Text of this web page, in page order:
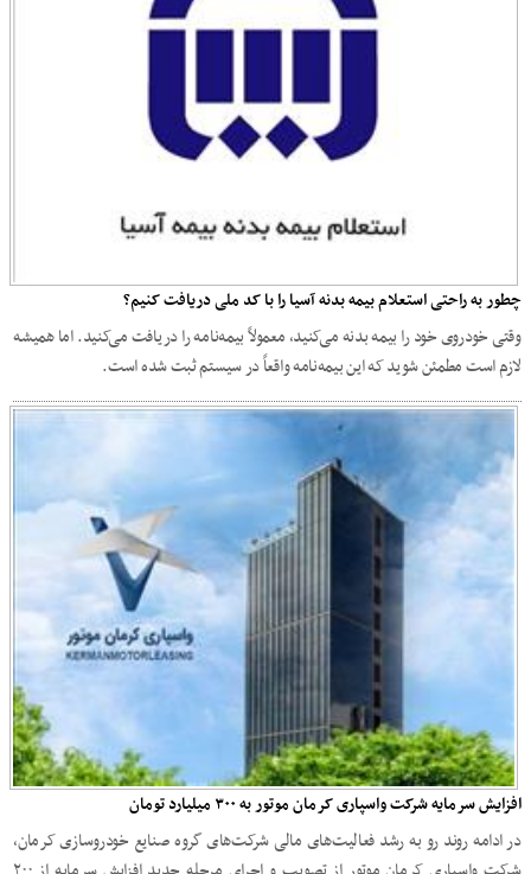
چطور به راحتی استعلام بیمه بدنه آسیا را با کد ملی دریافت کنیم؟
وقتی خودروی خود را بیمه بدنه می‌کنید، معمولاً بیمه‌نامه را دریافت می‌کنید. اما همیشه
لازم است مطمئن شوید که این بیمه‌نامه واقعاً در سیستم ثبت شده است.
افزایش سرمایه شرکت واسپاری کرمان موتور به ۳۰۰ میلیارد تومان
در ادامه روند رو به رشد فعالیت‌های مالی شرکت‌های گروه صنایع خودروسازی کرمان،